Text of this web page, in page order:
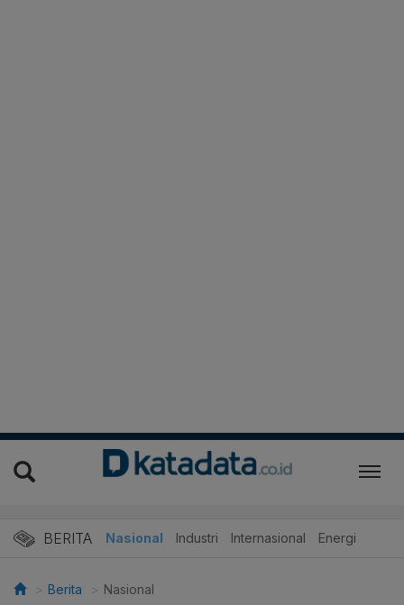
BERITA Nasional Industri Internasional Energi
Berita Nasional